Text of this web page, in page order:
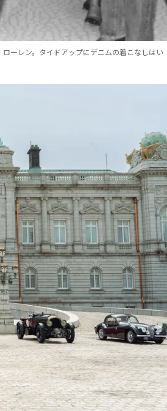
ーレン。タイドアップにデニムの着こなしはい